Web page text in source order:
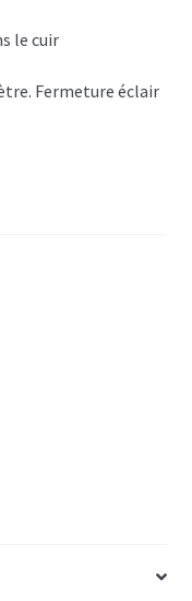
le cuir
Fermeture éclair